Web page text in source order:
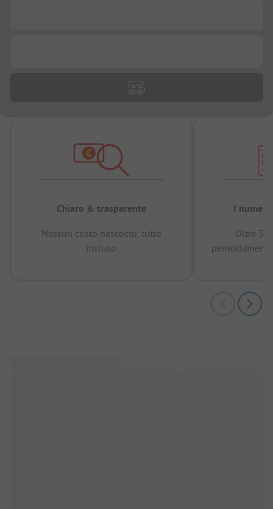
Chiaro & trasparente
Nessun costo nascosto, tutto
incluso
I numeri
Oltre